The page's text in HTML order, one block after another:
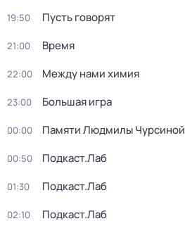
19:50 Пусть говорят
21:00 Время
22:00 Между нами химия
23:00 Большая игра
00:00 Памяти Людмилы Чурсиной
00:50 Подкаст.Лаб
01:30 Подкаст.Лаб
02:10 Подкаст.Лаб